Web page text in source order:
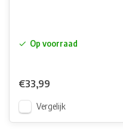
Op voorraad
€33,99
Vergelijk